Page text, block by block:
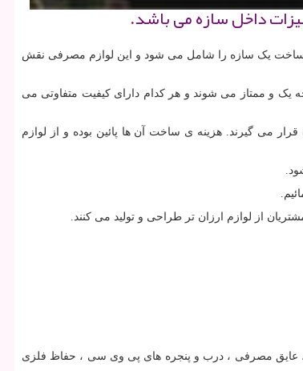
داخل سازه می باشد.
مهم ترین عامل تعیین کننده قیمت کانکس لوازم مصرفی و تجهیزات داخل سازه می باشد. و معمولاً تا ۸۰ درصد هزینه ساخت یک سازه را شامل می شود و این لوازم مصرفی نقش
و ممتاز می شوند و هر کدام دارای کیفیت متفاوتی می
می گیرند. هزینه ی ساخت آن ها پائین بوده و از لوازم
از لوازم ارزان تر طراحی و تولید می کنند.
، عایق مصرفی ، درب و پنجره های پی وی سی ، حفاظ فلزی